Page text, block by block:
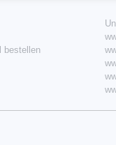
bestellen